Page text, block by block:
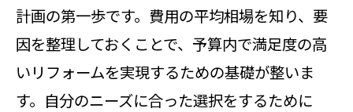
計画の第一歩です。費用の平均相場を知り、要
因を整理しておくことで、予算内で満足度の高
いリフォームを実現するための基礎が整いま
す。自分のニーズに合った選択をするために